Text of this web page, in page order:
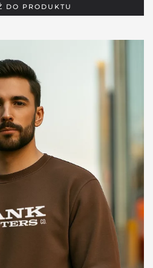
DO PRODUKTU